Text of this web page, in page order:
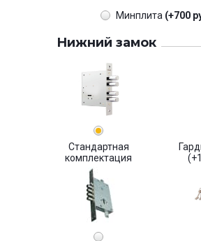
Минплита (+700
Нижний замок
Стандартная
комплектация